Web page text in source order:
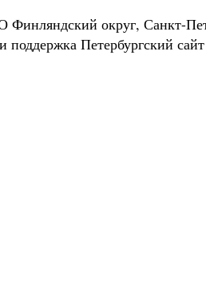
Финляндский округ, Санкт-
поддержка Петербургский сайт